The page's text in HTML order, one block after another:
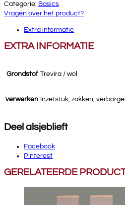
Categorie: Basics
Vragen over het product?
Extra informatie
EXTRA INFORMATIE
Grondstof Trevira / wol
verwerken Inzetstuk, zakken,
Deel alsjeblieft
Facebook
Pinterest
GERELATEERDE